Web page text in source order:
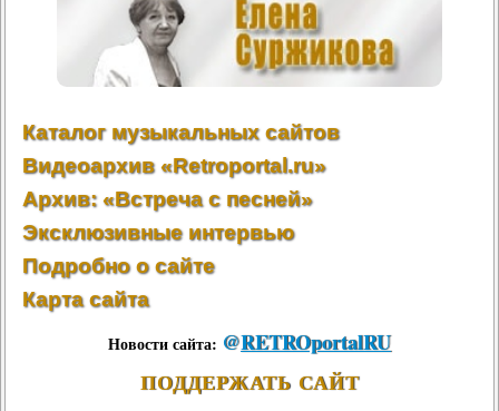
Каталог музыкальных сайтов
Видеоархив «Retroportal.ru»
Архив: «Встреча с песней»
Эксклюзивные интервью
Подробно о сайте
Карта сайта
Новости сайта: @RETROportalRU
ПОДДЕРЖАТЬ САЙТ